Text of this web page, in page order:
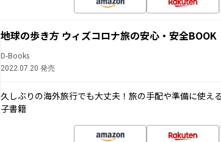
地球の歩き方 ウィズコロナ旅の安心・安全BOOK
D-Books
2022.07.20 発売
久しぶりの海外旅行でも大丈夫！旅の手配や準備に使え
子書籍